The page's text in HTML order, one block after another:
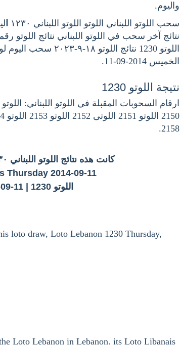
واليوم.
سحب اللوتو اللبناني اللوتو اللوتو اللبناني ١٢٣٠
الخميس 2014-09-11.
نتيجة اللوتو 1230
2158.
كانت هذه نتائج اللوتو اللبناني ١٢٣٠ اليوم الخميس ٦ أب ٢٠٢٦
Thursday 2014-09-11
اللوتو 1230 | Loto 1230 2014-09-11
loto draw, Loto Lebanon 1230 Thursday,
Loto Lebanon in Lebanon. its Loto Libanais